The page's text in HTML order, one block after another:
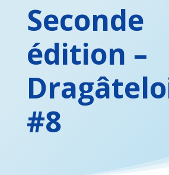
Seconde
édition –
#8